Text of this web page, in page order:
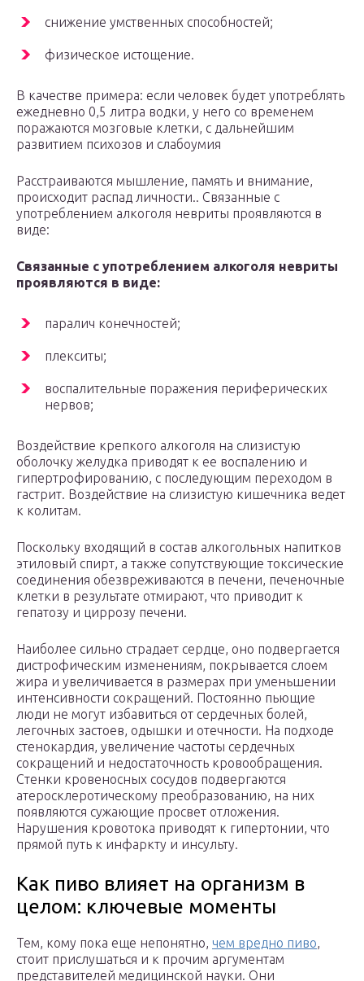
снижение умственных способностей;
физическое истощение.
В качестве примера: если человек будет употреблять
ежедневно 0,5 литра водки, у него со временем
поражаются мозговые клетки, с дальнейшим
развитием психозов и слабоумия
Расстраиваются мышление, память и внимание,
происходит распад личности.. Связанные с
употреблением алкоголя невриты проявляются в
виде:
Связанные с употреблением алкоголя невриты
проявляются в виде:
паралич конечностей;
плекситы;
воспалительные поражения периферических
нервов;
Воздействие крепкого алкоголя на слизистую
оболочку желудка приводят к ее воспалению и
гипертрофированию, с последующим переходом в
гастрит. Воздействие на слизистую кишечника ведет
к колитам.
Поскольку входящий в состав алкогольных напитков
этиловый спирт, а также сопутствующие токсические
соединения обезвреживаются в печени, печеночные
клетки в результате отмирают, что приводит к
гепатозу и циррозу печени.
Наиболее сильно страдает сердце, оно подвергается
дистрофическим изменениям, покрывается слоем
жира и увеличивается в размерах при уменьшении
интенсивности сокращений. Постоянно пьющие
люди не могут избавиться от сердечных болей,
легочных застоев, одышки и отечности. На подходе
стенокардия, увеличение частоты сердечных
сокращений и недостаточность кровообращения.
Стенки кровеносных сосудов подвергаются
атеросклеротическому преобразованию, на них
появляются сужающие просвет отложения.
Нарушения кровотока приводят к гипертонии, что
прямой путь к инфаркту и инсульту.
Как пиво влияет на организм в
целом: ключевые моменты
Тем, кому пока еще непонятно, чем вредно пиво,
стоит прислушаться и к прочим аргументам
представителей медицинской науки. Они